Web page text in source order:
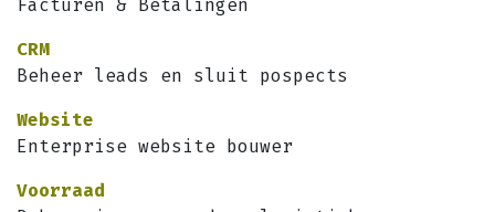
Facturen & Betalingen
CRM
Beheer leads en sluit pospects
Website
Enterprise website bouwer
Voorraad